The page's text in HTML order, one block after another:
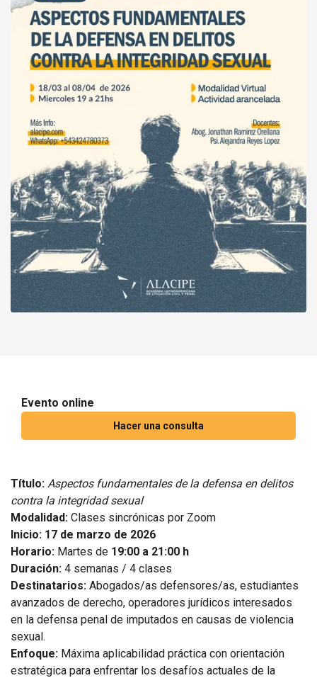
Evento online
Hacer una consulta
Título: Aspectos fundamentales de la defensa en delitos
contra la integridad sexual
Modalidad: Clases sincrónicas por Zoom
Inicio: 17 de marzo de 2026
Horario: Martes de 19:00 a 21:00 h
Duración: 4 semanas / 4 clases
Destinatarios: Abogados/as defensores/as, estudiantes
avanzados de derecho, operadores jurídicos interesados
en la defensa penal de imputados en causas de violencia
sexual.
Enfoque: Máxima aplicabilidad práctica con orientación
estratégica para enfrentar los desafíos actuales de la